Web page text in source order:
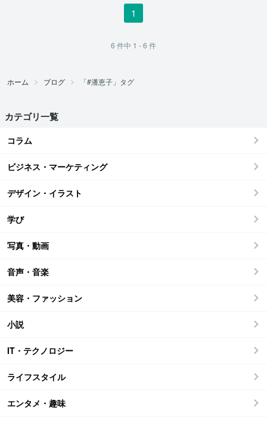
1
6 件中 1 - 6 件
ホーム ブログ 「#潘恵子」タグ
カテゴリ一覧
コラム
ビジネス・マーケティング
デザイン・イラスト
学び
写真・動画
音声・音楽
美容・ファッション
小説
IT・テクノロジー
ライフスタイル
エンタメ・趣味